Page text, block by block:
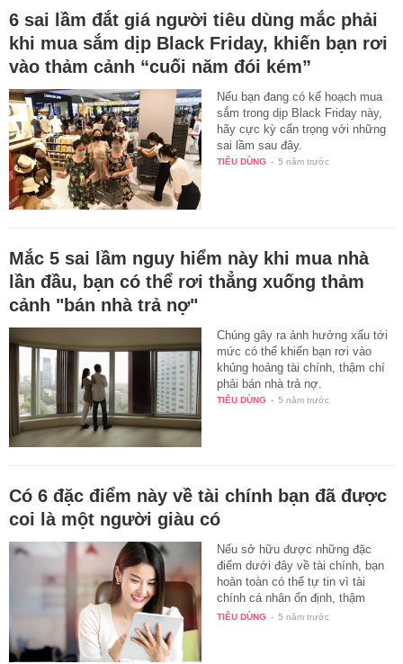
6 sai lầm đắt giá người tiêu dùng mắc phải
khi mua sắm dịp Black Friday, khiến bạn rơi
vào thảm cảnh “cuối năm đói kém”
Nếu bạn đang có kế hoạch mua
sắm trong dịp Black Friday này,
hãy cực kỳ cẩn trọng với những
sai lầm sau đây.
TIÊU DÙNG - 5 năm trước
Mắc 5 sai lầm nguy hiểm này khi mua nhà
lần đầu, bạn có thể rơi thẳng xuống thảm
cảnh "bán nhà trả nợ"
Chúng gây ra ảnh hưởng xấu tới
mức có thể khiến bạn rơi vào
khủng hoảng tài chính, thậm chí
phải bán nhà trả nợ.
TIÊU DÙNG - 5 năm trước
Có 6 đặc điểm này về tài chính bạn đã được
coi là một người giàu có
Nếu sở hữu được những đặc
điểm dưới đây về tài chính, bạn
hoàn toàn có thể tự tin vì tài
chính cá nhân ổn định, thậm
chí…
TIÊU DÙNG - 5 năm trước